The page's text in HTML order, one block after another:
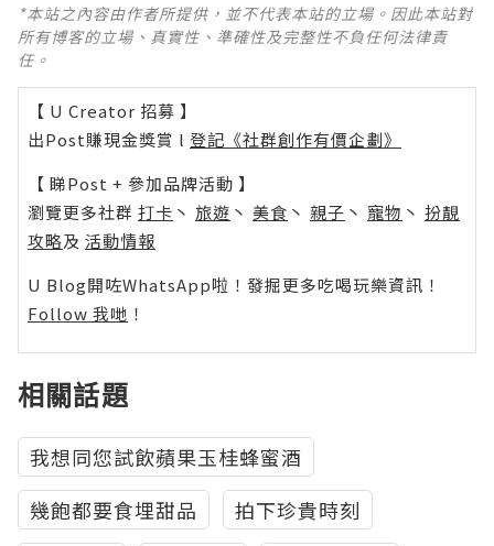
*本站之內容由作者所提供，並不代表本站的立場。因此本站對
所有博客的立場、真實性、準確性及完整性不負任何法律責
任。
【 U Creator 招募 】
出Post賺現金獎賞 l 登記《社群創作有價企劃》
【 睇Post + 參加品牌活動 】
瀏覽更多社群 打卡 丶 旅遊 丶 美食 丶 親子 丶 寵物 丶 扮靚
攻略及 活動情報
U Blog開咗WhatsApp啦！發掘更多吃喝玩樂資訊！
Follow 我哋 ！
相關話題
我想同您試飲蘋果玉桂蜂蜜酒
幾飽都要食埋甜品
拍下珍貴時刻